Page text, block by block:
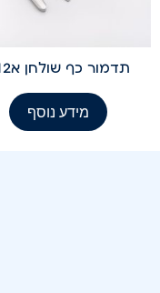
תדמור כף שולחן א12-
מידע נוסף